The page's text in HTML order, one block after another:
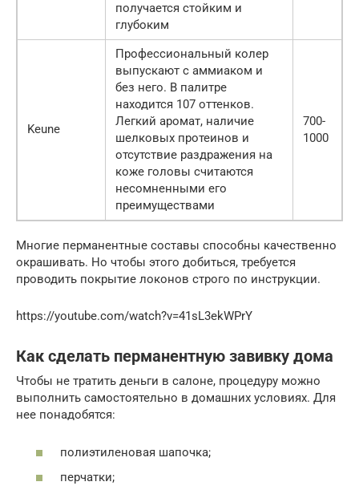
получается стойким и
глубоким
Keune
Профессиональный колер
выпускают с аммиаком и
без него. В палитре
находится 107 оттенков.
Легкий аромат, наличие
шелковых протеинов и
отсутствие раздражения на
коже головы считаются
несомненными его
преимуществами
700-
1000
Многие перманентные составы способны качественно
окрашивать. Но чтобы этого добиться, требуется
проводить покрытие локонов строго по инструкции.
https://youtube.com/watch?v=41sL3ekWPrY
Как сделать перманентную завивку дома
Чтобы не тратить деньги в салоне, процедуру можно
выполнить самостоятельно в домашних условиях. Для
нее понадобятся:
полиэтиленовая шапочка;
перчатки;